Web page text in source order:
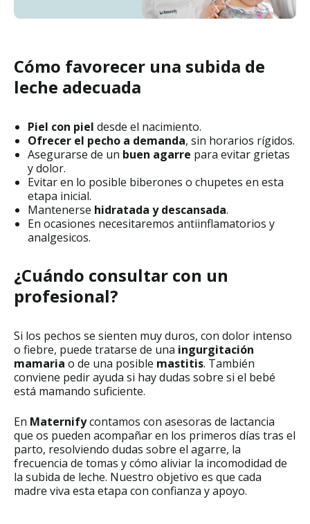
Cómo favorecer una subida de
leche adecuada
Piel con piel desde el nacimiento.
Ofrecer el pecho a demanda, sin horarios rígidos.
Asegurarse de un buen agarre para evitar grietas
y dolor.
Evitar en lo posible biberones o chupetes en esta
etapa inicial.
Mantenerse hidratada y descansada.
En ocasiones necesitaremos antiinflamatorios y
analgesicos.
¿Cuándo consultar con un
profesional?
Si los pechos se sienten muy duros, con dolor intenso
o fiebre, puede tratarse de una ingurgitación
mamaria o de una posible mastitis. También
conviene pedir ayuda si hay dudas sobre si el bebé
está mamando suficiente.
En Maternifycontamos con asesoras de lactancia
que os pueden acompañar en los primeros días tras el
parto, resolviendo dudas sobre el agarre, la
frecuencia de tomas y cómo aliviar la incomodidad de
la subida de leche. Nuestro objetivo es que cada
madre viva esta etapa con confianza y apoyo.